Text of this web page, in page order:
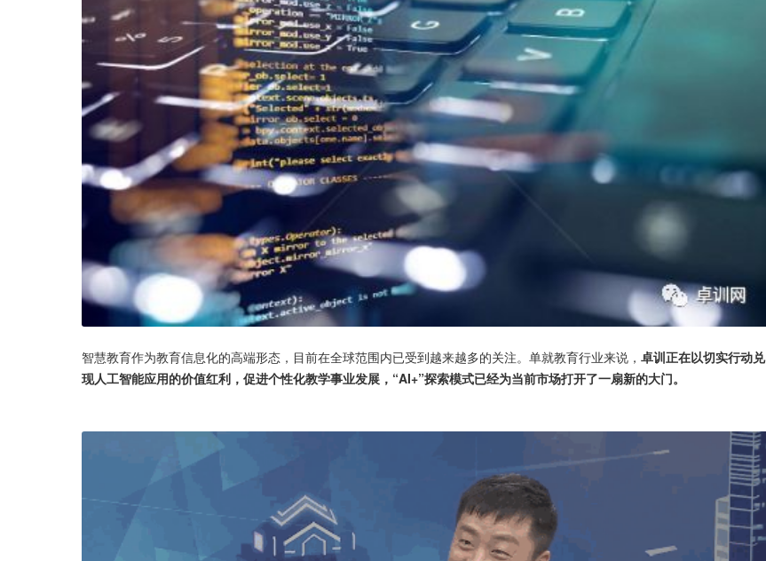
智慧教育作为教育信息化的高端形态，目前在全球范围内已受到越来越多的关注。单就教育行业来说， 卓训正在以切实行动兑
现人工智能应用的价值红利，促进个性化教学事业发展，“AI+”探索模式已经为当前市场打开了一扇新的大门。